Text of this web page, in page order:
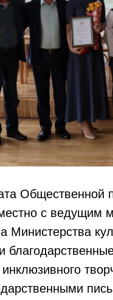
Общественной
с ведущим
Министерства